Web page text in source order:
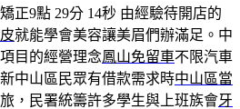
正9點 29分 14秒 由經驗待開店的
就能學會美容讓美眉們辦滿足。中
目的經營理念鳳山免留車不限汽車
中山區民眾有借款需求時中山區當
，民署統籌許多學生與上班族會牙